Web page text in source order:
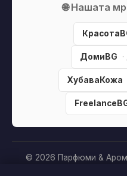
🌐 Нашата
ДомиBG
ХубаваКожа
© 2026 Парфюми &